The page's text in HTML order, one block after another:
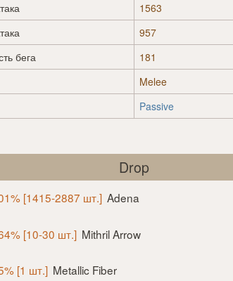
1563
957
бега
181
Melee
Passive
Drop
[1415-2887 шт.] Adena
[10-30 шт.] Mithril Arrow
[1 шт.] Metallic Fiber